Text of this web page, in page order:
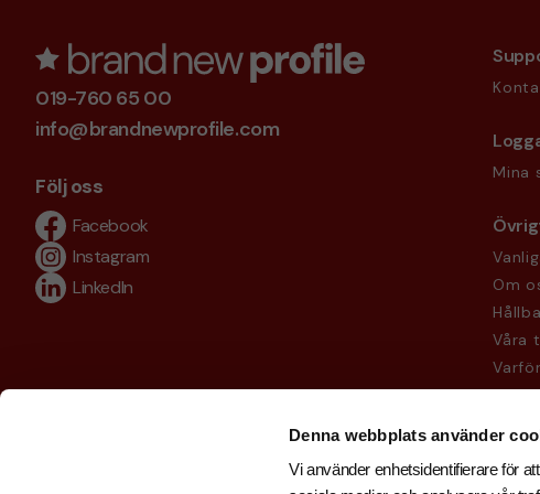
Denna webbplats använder
Vi använder enhetsidentifierare för
019-760 65 00
info@brandnewprofile.com
Följ oss
Facebook
Instagram
LinkedIn
Mina
Om
Våra